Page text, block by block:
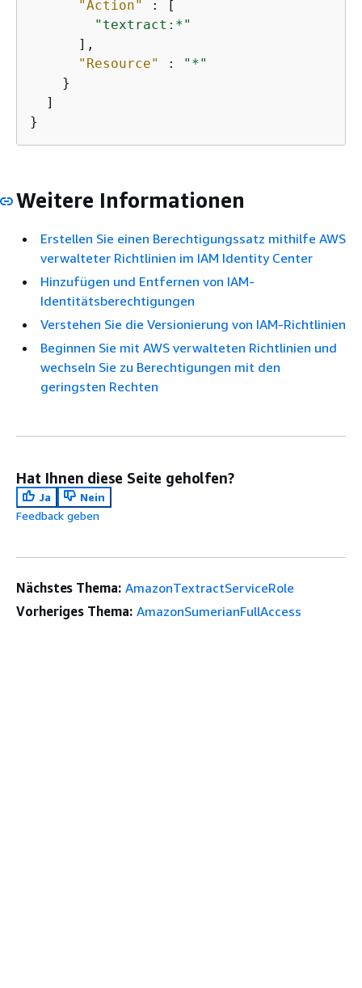
"Action"
: [
"textract:*"
      ],
"Resource"
:
"*"
    }
  ]
}
Weitere Informationen
Erstellen Sie einen Berechtigungssatz mithilfe AWS
verwalteter Richtlinien im IAM Identity Center
Hinzufügen und Entfernen von IAM-
Identitätsberechtigungen
Verstehen Sie die Versionierung von IAM-Richtlinien
Beginnen Sie mit AWS verwalteten Richtlinien und
wechseln Sie zu Berechtigungen mit den
geringsten Rechten
Hat Ihnen diese Seite geholfen?
Ja
Nein
Feedback geben
Nächstes Thema: AmazonTextractServiceRole
Vorheriges Thema: AmazonSumerianFullAccess